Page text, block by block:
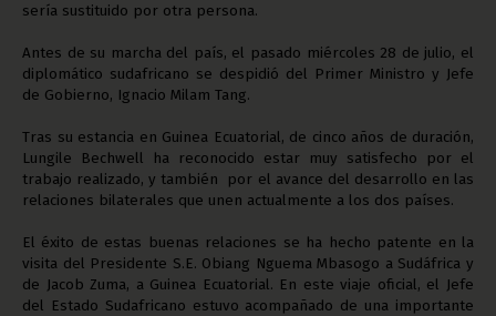
sería sustituido por otra persona.
Antes de su marcha del país, el pasado miércoles 28 de julio, el
diplomático sudafricano se despidió del Primer Ministro y Jefe
de Gobierno, Ignacio Milam Tang.
Tras su estancia en Guinea Ecuatorial, de cinco años de duración,
Lungile Bechwell ha reconocido estar muy satisfecho por el
trabajo realizado, y también por el avance del desarrollo en las
relaciones bilaterales que unen actualmente a los dos países.
El éxito de estas buenas relaciones se ha hecho patente en la
visita del Presidente S.E. Obiang Nguema Mbasogo a Sudáfrica y
de Jacob Zuma, a Guinea Ecuatorial. En este viaje oficial, el Jefe
del Estado Sudafricano estuvo acompañado de una importante